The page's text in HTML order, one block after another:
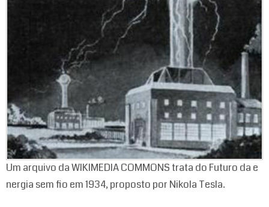
Um arquivo da WIKIMEDIA COMMONS trata do Futuro da e
nergia sem fio em 1934, proposto por Nikola Tesla.